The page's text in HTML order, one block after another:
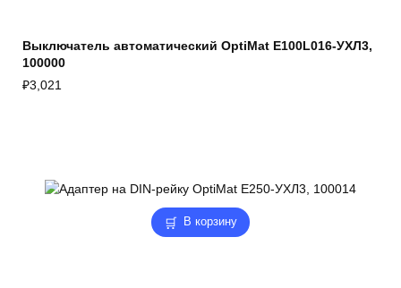
Выключатель автоматический OptiMat E100L016-УХЛ3,
100000
₽3,021
В корзину